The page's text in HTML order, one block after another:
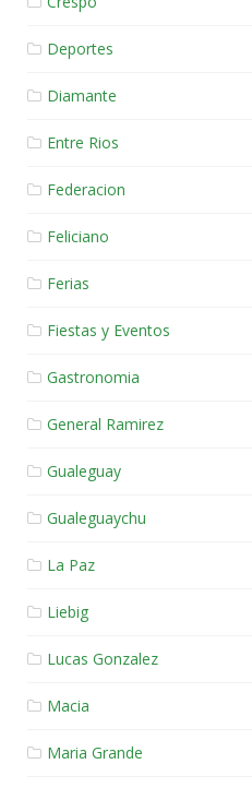
Deportes
Diamante
Entre Rios
Federacion
Feliciano
Ferias
Fiestas y Eventos
Gastronomia
General Ramirez
Gualeguay
Gualeguaychu
La Paz
Liebig
Lucas Gonzalez
Macia
Maria Grande